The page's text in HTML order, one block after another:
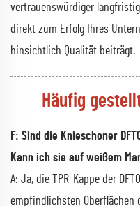
vertrauenswürdiger
direkt zum Erfolg Ihres
hinsichtlich Qualität beiträgt.
Häufig
F: Sind die Knieschoner
Kann ich sie auf weißem
A: Ja, die TPR-Kappe der
empfindlichsten Oberflächen